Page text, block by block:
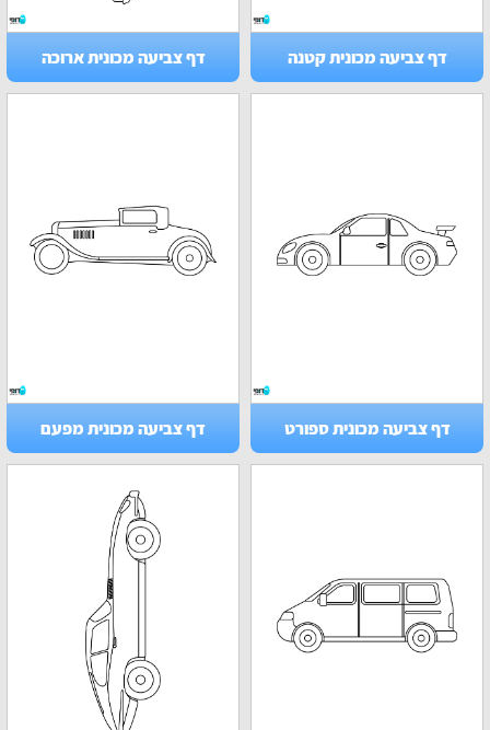
דף צביעה מכונית קטנה דף צביעה מכונית ארוכה
דף צביעה מכונית ספורט דף צביעה מכונית מפעם